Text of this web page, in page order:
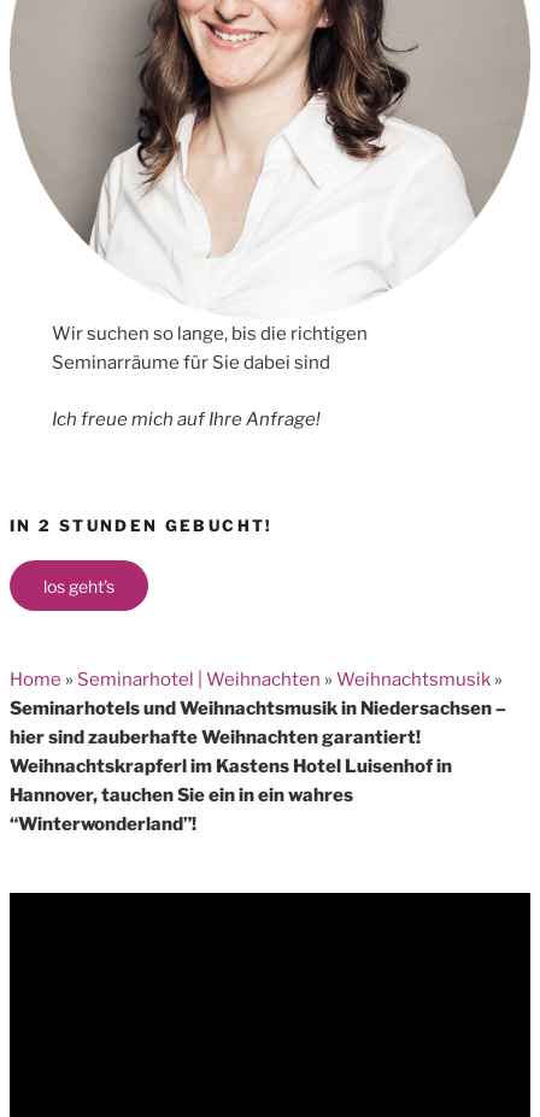
Wir suchen so lange, bis die richtigen
Seminarräume für Sie dabei sind
Ich freue mich auf Ihre Anfrage!
IN 2 STUNDEN GEBUCHT!
los geht's
Home » Seminarhotel | Weihnachten » Weihnachtsmusik »
Seminarhotels und Weihnachtsmusik in Niedersachsen –
hier sind zauberhafte Weihnachten garantiert!
Weihnachtskrapferl im Kastens Hotel Luisenhof in
Hannover, tauchen Sie ein in ein wahres
“Winterwonderland”!